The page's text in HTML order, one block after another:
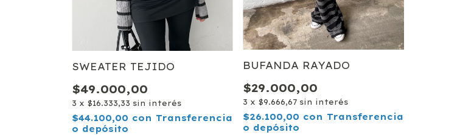
SWEATER TEJIDO
$49.000,00
3 x $16.333,33 sin interés
$44.100,00 con Transferencia
o depósito
BUFANDA RAYADO
$29.000,00
3 x $9.666,67 sin interés
$26.100,00 con Transferencia
o depósito